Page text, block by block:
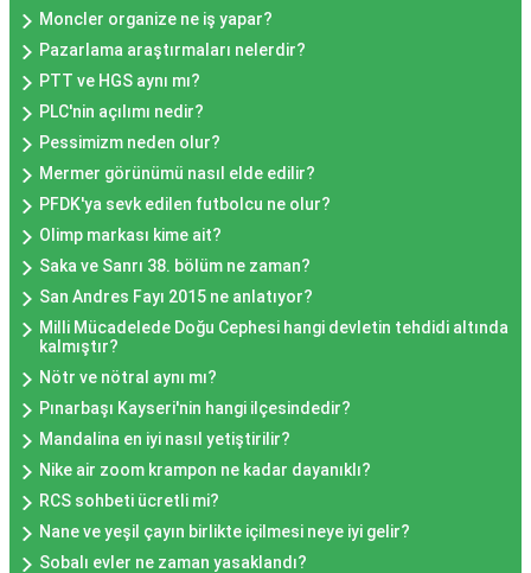
Moncler organize ne iş yapar?
Pazarlama araştırmaları nelerdir?
PTT ve HGS aynı mı?
PLC'nin açılımı nedir?
Pessimizm neden olur?
Mermer görünümü nasıl elde edilir?
PFDK'ya sevk edilen futbolcu ne olur?
Olimp markası kime ait?
Saka ve Sanrı 38. bölüm ne zaman?
San Andres Fayı 2015 ne anlatıyor?
Milli Mücadelede Doğu Cephesi hangi devletin tehdidi altında
kalmıştır?
Nötr ve nötral aynı mı?
Pınarbaşı Kayseri'nin hangi ilçesindedir?
Mandalina en iyi nasıl yetiştirilir?
Nike air zoom krampon ne kadar dayanıklı?
RCS sohbeti ücretli mi?
Nane ve yeşil çayın birlikte içilmesi neye iyi gelir?
Sobalı evler ne zaman yasaklandı?